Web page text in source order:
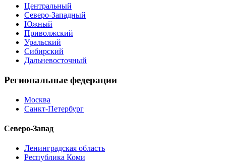
Центральный
Северо-Западный
Южный
Приволжский
Уральский
Сибирский
Дальневосточный
Региональные федерации
Москва
Санкт-Петербург
Северо-Запад
Ленинградская область
Республика Коми